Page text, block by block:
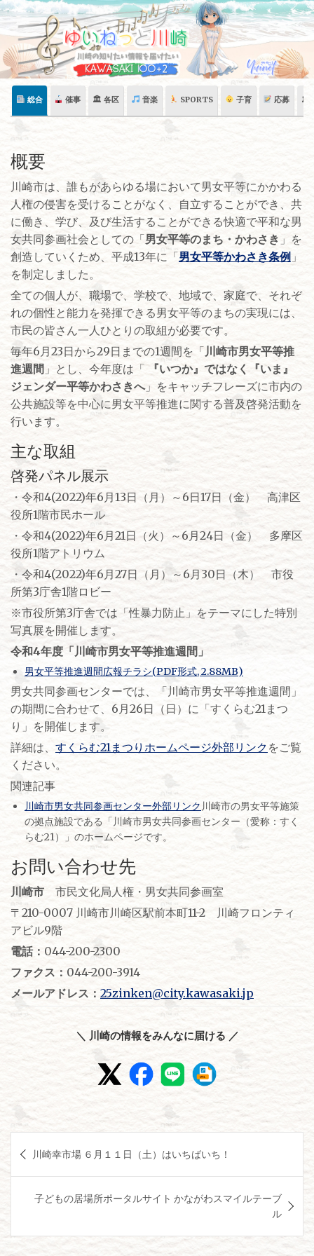
Skip
content
総合 催事 🏛 各区 音楽 SPORTS 子育 応募 🏛
概要
川崎市は、誰もがあらゆる場において男女平等にかかわる
人権の侵害を受けることがなく、自立することができ、共
に働き、学び、及び生活することができる快適で平和な男
女共同参画社会としての「男女平等のまち・かわさき 」を
創造していくため、平成13年に「男女平等かわさき条例 」
を制定しました。
全ての個人が、職場で、学校で、地域で、家庭で、それぞ
れの個性と能力を発揮できる男女平等のまちの実現には、
市民の皆さん一人ひとりの取組が必要です。
毎年6月23日から29日までの1週間を「川崎市男女平等推
進週間 」とし、今年度は「『いつか』ではなく『いま』
ジェンダー平等かわさきへ」をキャッチフレーズに市内の
公共施設等を中心に男女平等推進に関する普及啓発活動を
行います。
主な取組
啓発パネル展示
・令和4(2022)年6月13日（月）～6日17日（金） 高津区
役所1階市民ホール
・令和4(2022)年6月21日（火）～6月24日（金） 多摩区
役所1階アトリウム
・令和4(2022)年6月27日（月）～6月30日（木） 市役
所第3庁舎1階ロビー
※市役所第3庁舎では「性暴力防止」をテーマにした特別
写真展を開催します。
令和4年度「川崎市男女平等推進週間」
男女平等推進週間広報チラシ(PDF形式, 2.88MB)
男女共同参画センターでは、「川崎市男女平等推進週間」
の期間に合わせて、6月26日（日）に「すくらむ21まつ
り」を開催します。
詳細は、 すくらむ21まつりホームページ外部リンク をご覧
ください。
関連記事
川崎市男女共同参画センター外部リンク 川崎市の男女平等施策
の拠点施設である「川崎市男女共同参画センター（愛称：すく
らむ21）」のホームページです。
お問い合わせ先
川崎市 市民文化局人権・男女共同参画室
〒210-0007 川崎市川崎区駅前本町11-2 川崎フロンティ
アビル9階
電話： 044-200-2300
ファクス： 044-200-3914
メールアドレス： 25zinken@city.kawasaki.jp
＼ 川崎の情報をみんなに届ける ／
稿
ゲ
川崎幸市場 ６月１１日（土）はいちばいち！
子どもの居場所ポータルサイト かながわスマイルテーブ
ル